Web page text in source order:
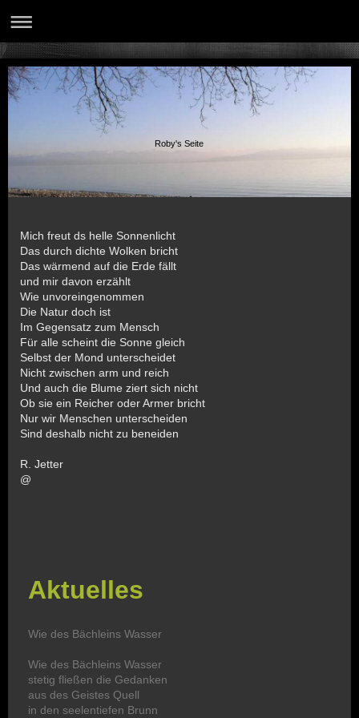
Roby's Seite
Mich freut ds helle Sonnenlicht
Das durch dichte Wolken bricht
Das wärmend auf die Erde fällt
und mir davon erzählt
Wie unvoreingenommen
Die Natur doch ist
Im Gegensatz zum Mensch
Für alle scheint die Sonne gleich
Selbst der Mond unterscheidet
Nicht zwischen arm und reich
Und auch die Blume ziert sich nicht
Ob sie ein Reicher oder Armer bricht
Nur wir Menschen unterscheiden
Sind deshalb nicht zu beneiden
R. Jetter
@
Aktuelles
Wie des Bächleins Wasser
Wie des Bächleins Wasser
stetig fließen die Gedanken
aus des Geistes Quell
in den seelentiefen Brunn